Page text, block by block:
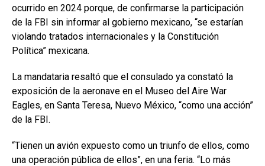
ocurrido en 2024 porque, de confirmarse la participación
de la FBI sin informar al gobierno mexicano, “se estarían
violando tratados internacionales y la Constitución
Política” mexicana.
La mandataria resaltó que el consulado ya constató la
exposición de la aeronave en el Museo del Aire War
Eagles, en Santa Teresa, Nuevo México, “como una acción”
de la FBI.
“Tienen un avión expuesto como un triunfo de ellos, como
una operación pública de ellos”, en una feria. “Lo más